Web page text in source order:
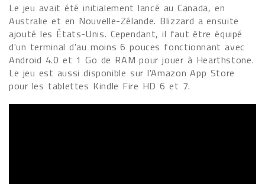
Le jeu avait été initialement lancé au Canada, en
Australie et en Nouvelle-Zélande. Blizzard a ensuite
ajouté les États-Unis. Cependant, il faut être équipé
d'un terminal d'au moins 6 pouces fonctionnant avec
Android 4.0 et 1 Go de RAM pour jouer à Hearthstone.
Le jeu est aussi disponible sur l'Amazon App Store
pour les tablettes Kindle Fire HD 6 et 7.